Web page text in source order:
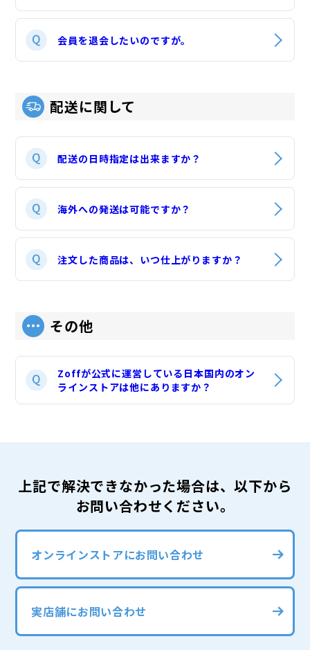
会員を退会したいのですが。
配送に関して
配送の日時指定は出来ますか？
海外への発送は可能ですか？
注文した商品は、いつ仕上がりますか？
その他
Zoffが公式に運営している日本国内のオン
ラインストアは他にありますか？
上記で解決できなかった場合は、以下から
お問い合わせください。
オンラインストアにお問い合わせ
実店舗にお問い合わせ